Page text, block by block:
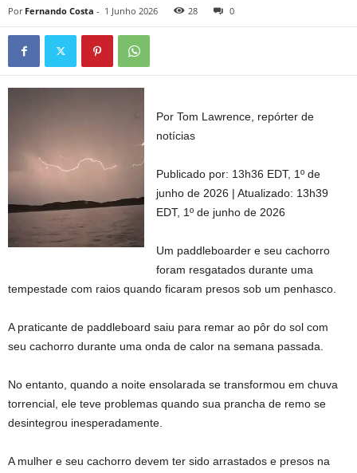
Por Fernando Costa - 1 Junho 2026 28 0
Por Tom Lawrence, repórter de
notícias
Publicado por: 13h36 EDT, 1º de
junho de 2026 |Atualizado: 13h39
EDT, 1º de junho de 2026
Um paddleboarder e seu cachorro
foram resgatados durante uma
tempestade com raios quando ficaram presos sob um penhasco.
A praticante de paddleboard saiu para remar ao pôr do sol com
seu cachorro durante uma onda de calor na semana passada.
No entanto, quando a noite ensolarada se transformou em chuva
torrencial, ele teve problemas quando sua prancha de remo se
desintegrou inesperadamente.
A mulher e seu cachorro devem ter sido arrastados e presos na